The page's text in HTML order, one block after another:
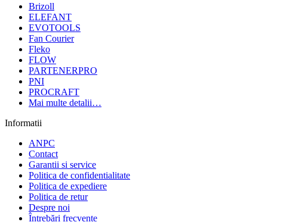
Brizoll
ELEFANT
EVOTOOLS
Fan Courier
Fleko
FLOW
PARTENERPRO
PNI
PROCRAFT
Mai multe detalii…
Informatii
ANPC
Contact
Garantii si service
Politica de confidentialitate
Politica de expediere
Politica de retur
Despre noi
Întrebări frecvente